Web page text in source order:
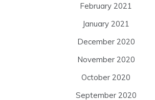
February 2021
January 2021
December 2020
November 2020
October 2020
September 2020